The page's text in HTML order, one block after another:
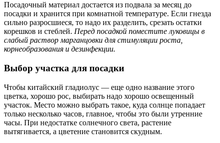
Посадочный материал достается из подвала за месяц до
посадки и хранится при комнатной температуре. Если гнезда
сильно разросшиеся, то надо их разделить, срезать остатки
корешков и стеблей. Перед посадкой поместите луковицы в
слабый раствор марганцовки для стимуляции роста,
корнеобразования и дезинфекции.
Выбор участка для посадки
Чтобы китайский гладиолус — еще одно название этого
цветка, хорошо рос, выбирать надо хорошо освещенный
участок. Место можно выбрать такое, куда солнце попадает
только несколько часов, главное, чтобы это были утренние
часы. При недостатке солнечного света, растение
вытягивается, а цветение становится скудным.